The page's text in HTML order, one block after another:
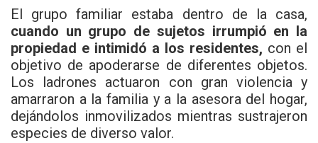
El grupo familiar estaba dentro de la casa,
cuando un grupo de sujetos irrumpió en la
propiedad e intimidó a los residentes, con el
objetivo de apoderarse de diferentes objetos.
Los ladrones actuaron con gran violencia y
amarraron a la familia y a la asesora del hogar,
dejándolos inmovilizados mientras sustrajeron
especies de diverso valor.